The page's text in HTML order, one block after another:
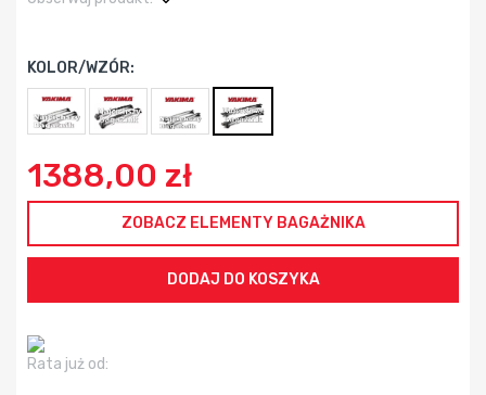
KOLOR/WZÓR:
1388,00 zł
ZOBACZ ELEMENTY BAGAŻNIKA
Rata już od: